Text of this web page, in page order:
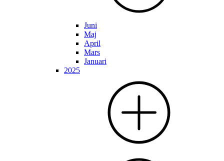
Juni
Maj
April
Mars
Januari
2025